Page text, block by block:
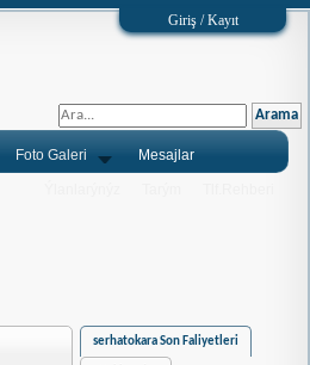
Giriş / Kayıt
Foto Galeri Mesajlar
serhatokara Son Faliyetleri